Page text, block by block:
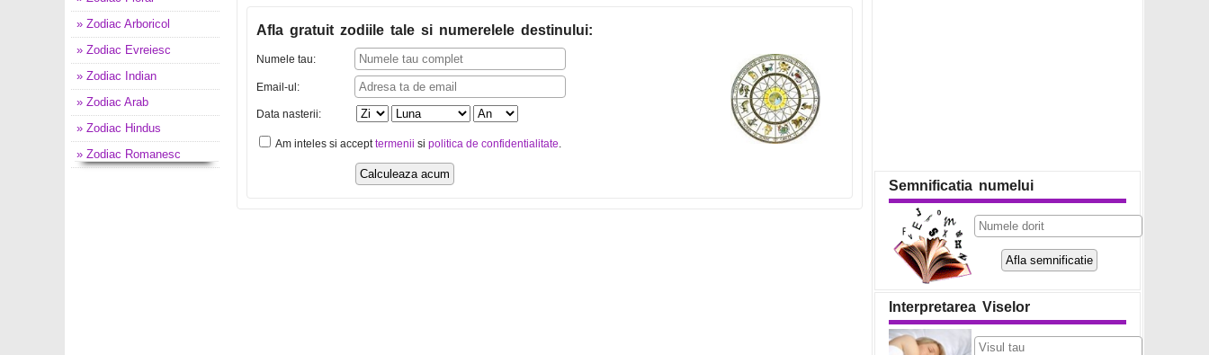
» Zodiac Arboricol
» Zodiac Evreiesc
» Zodiac Indian
» Zodiac Arab
» Zodiac Hindus
» Zodiac Romanesc
Afla gratuit zodiile tale si numerelele destinului:
Numele tau:
Email-ul:
Data nasterii:
Am inteles si accepttermenii si politica de confidentialitate.
Semnificatia numelui
Interpretarea Viselor